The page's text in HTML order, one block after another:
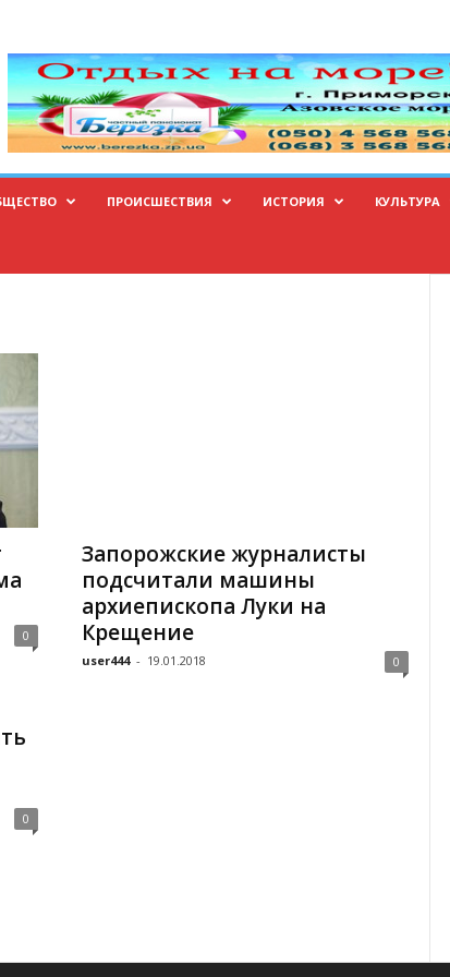
ПРОИСШЕСТВИЯ ИСТОРИЯ КУЛЬТУРА
0
Запорожские журналисты
подсчитали машины
архиепископа Луки на
Крещение
user444 - 19.01.2018 0
0